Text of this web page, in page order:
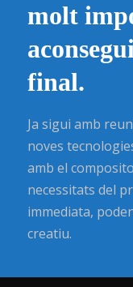
molt
final.
Ja sigui amb
noves
amb el
necessitats del
immediata,
creatiu.